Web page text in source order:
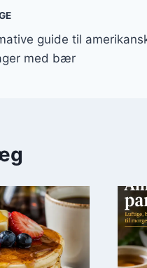
guide til
med bær